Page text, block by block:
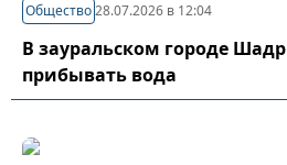
Общество28.07.2026 в 12:04
В зауральском городе
прибывать вода